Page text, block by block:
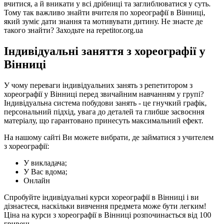
вчитися, а й вникати у всі дрібниці та заглиблюватися у суть.
Тому так важливо знайти вчителя по хореографії в Вінниці,
який зуміє дати знання та мотивувати дитину. Не знаєте де
такого знайти? Заходьте на repetitor.org.ua
Індивідуальні заняття з хореографії у
Вінниці
У чому переваги індивідуальних занять з репетитором з
хореографії у Вінниці перед звичайним навчанням у групі?
Індивідуальна система побудови занять - це гнучкий графік,
персональний підхід, увага до деталей та глибше засвоєння
матеріалу, що гарантовано принесуть максимальний ефект.
На нашому сайті Ви можете вибрати, де займатися з учителем
з хореографії:
У викладача;
У Вас вдома;
Онлайн
Спробуйте індивідуальні курси хореографії в Вінниці і ви
дізнаєтеся, наскільки вивчення предмета може бути легким!
Ціна на курси з хореографії в Вінниці розпочинається від 100